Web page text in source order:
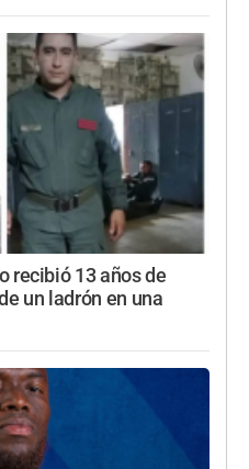
recibió 13 años de
un ladrón en una